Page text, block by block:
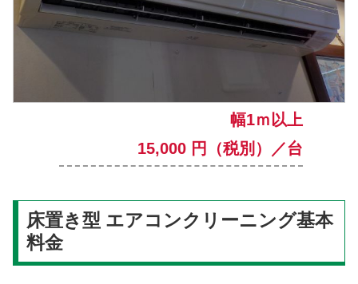
幅1ｍ以上
15,000 円（税別）／台
床置き型 エアコンクリーニング基本
料金